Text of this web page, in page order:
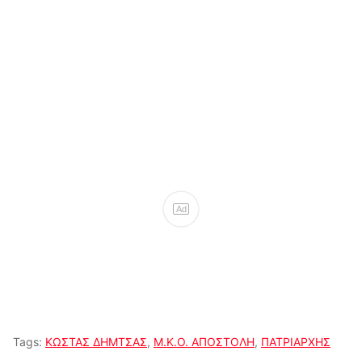
Ad
Tags: ΚΩΣΤΑΣ ΔΗΜΤΣΑΣ, Μ.Κ.Ο. ΑΠΟΣΤΟΛΗ, ΠΑΤΡΙΑΡΧΗΣ